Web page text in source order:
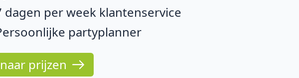
dagen per week klantenservice
partyplanner
prijzen